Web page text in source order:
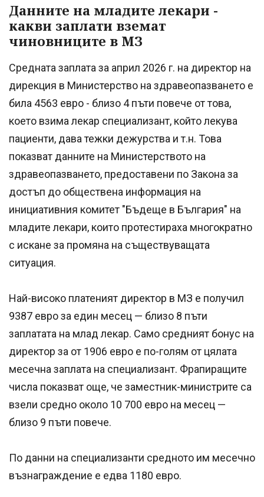
Данните на младите лекари -
какви заплати вземат
чиновниците в МЗ
Средната заплата за април 2026 г. на директор на
дирекция в Министерство на здравеопазването е
била 4563 евро - близо 4 пъти повече от това,
което взима лекар специализант, който лекува
пациенти, дава тежки дежурства и т.н. Това
показват данните на Министерството на
здравеопазването, предоставени по Закона за
достъп до обществена информация на
инициативния комитет "Бъдеще в България" на
младите лекари, които протестираха многократно
с искане за промяна на съществуващата
ситуация.
Най-високо платеният директор в МЗ е получил
9387 евро за един месец — близо 8 пъти
заплатата на млад лекар. Само средният бонус на
директор за от 1906 евро е по-голям от цялата
месечна заплата на специализант. Фрапиращите
числа показват още, че заместник-министрите са
взели средно около 10 700 евро на месец —
близо 9 пъти повече.
По данни на специализанти средното им месечно
възнаграждение е едва 1180 евро.